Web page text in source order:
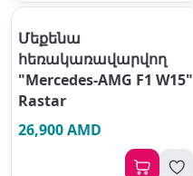
Մեքենա
հեռակառավարվող
"Mercedes-AMG F1 W15"
Rastar
26,900 AMD